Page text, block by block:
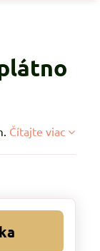
Čítajte viac